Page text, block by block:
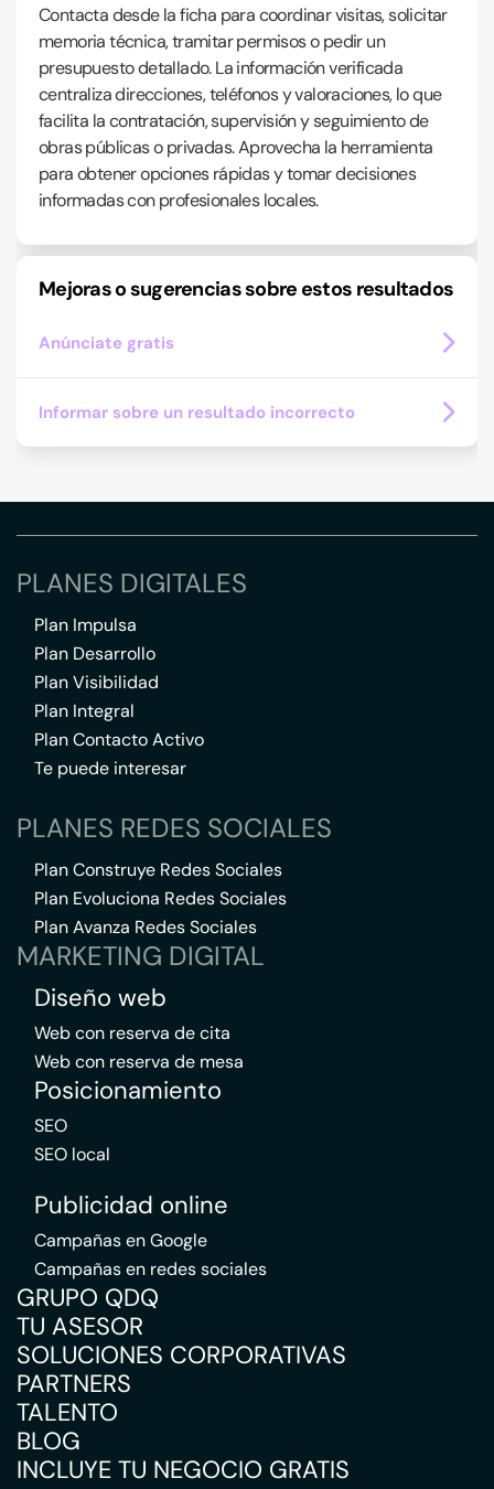
Contacta desde la ficha para coordinar visitas, solicitar
memoria técnica, tramitar permisos o pedir un
presupuesto detallado. La información verificada
centraliza direcciones, teléfonos y valoraciones, lo que
facilita la contratación, supervisión y seguimiento de
obras públicas o privadas. Aprovecha la herramienta
para obtener opciones rápidas y tomar decisiones
informadas con profesionales locales.
Mejoras o sugerencias sobre estos resultados
Anúnciate gratis
Informar sobre un resultado incorrecto
PLANES DIGITALES
Plan Impulsa
Plan Desarrollo
Plan Visibilidad
Plan Integral
Plan Contacto Activo
Te puede interesar
PLANES REDES SOCIALES
Plan Construye Redes Sociales
Plan Evoluciona Redes Sociales
Plan Avanza Redes Sociales
MARKETING DIGITAL
Diseño web
Web con reserva de cita
Web con reserva de mesa
Posicionamiento
SEO
SEO local
Publicidad online
Campañas en Google
Campañas en redes sociales
GRUPO QDQ
TU ASESOR
SOLUCIONES CORPORATIVAS
PARTNERS
TALENTO
BLOG
INCLUYE TU NEGOCIO GRATIS